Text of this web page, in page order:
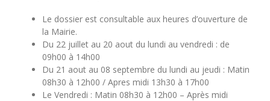
Le dossier est consultable aux heures d’ouverture de
la Mairie.
Du 22 juillet au 20 aout du lundi au vendredi : de
09h00 à 14h00
Du 21 aout au 08 septembre du lundi au jeudi : Matin
08h30 à 12h00 / Apres midi 13h30 à 17h00
Le Vendredi : Matin 08h30 à 12h00 – Après midi